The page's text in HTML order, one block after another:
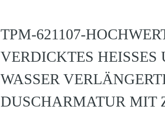
TPM-621107-
VERDICKTES HEISSES
ASSER
USCHARMATUR MIT